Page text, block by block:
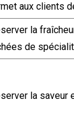
aux clients
la
de
la saveur